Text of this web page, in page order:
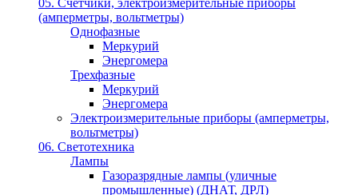
(амперметры, вольтметры)
Однофазные
Меркурий
Энергомера
Трехфазные
Меркурий
Энергомера
Электроизмерительные приборы (амперметры,
вольтметры)
06. Светотехника
Лампы
Газоразрядные лампы (уличные
промышленные) (ДНАТ, ДРЛ)